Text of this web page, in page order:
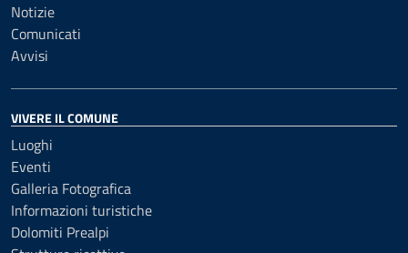
Notizie
Comunicati
Avvisi
VIVERE IL COMUNE
Luoghi
Eventi
Galleria Fotografica
Informazioni turistiche
Dolomiti Prealpi